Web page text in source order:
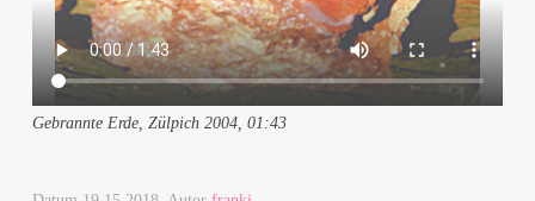
Gebrannte Erde, Zülpich 2004, 01:43